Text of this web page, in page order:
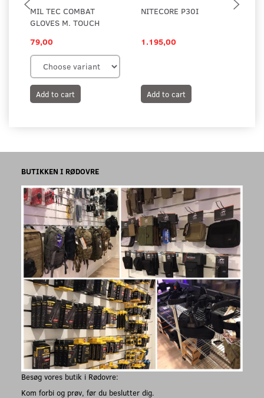
MIL TEC COMBAT
GLOVES M. TOUCH
79,00
Add to cart
NITECORE P30I
1.195,00
Add to cart
BUTIKKEN I RØDOVRE
Besøg vores butik i Rødovre:
Kom forbi og prøv, før du beslutter dig.